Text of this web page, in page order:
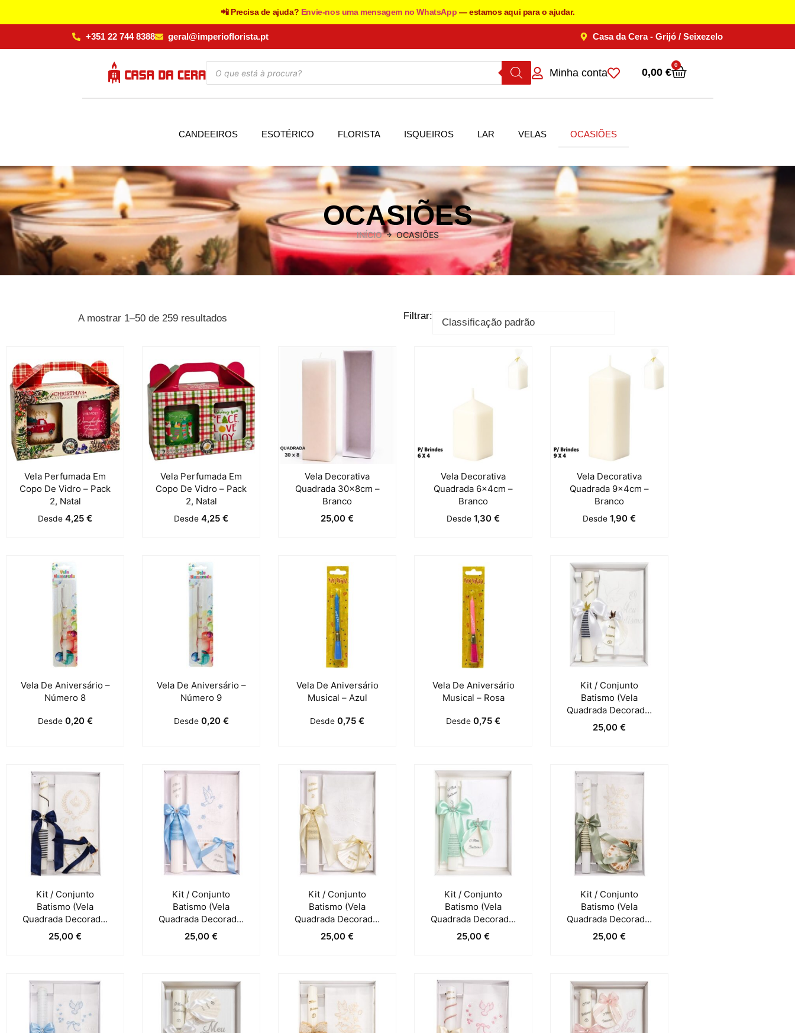
📲 Precisa de ajuda? Envie-nos uma mensagem no WhatsApp — estamos aqui para o ajudar.
+351 22 744 8388 geral@imperioflorista.pt Casa da Cera - Grijó / Seixezelo
Minha conta 0,00 €
0
CANDEEIROS ESOTÉRICO FLORISTA ISQUEIROS LAR VELAS OCASIÕES
OCASIÕES
INÍCIO OCASIÕES
A mostrar 1–50 de 259 resultados Filtrar:
Vela Perfumada Em
Copo De Vidro – Pack
2, Natal
Desde 4,25 €
Vela Perfumada Em
Copo De Vidro – Pack
2, Natal
Desde 4,25 €
Vela Decorativa
Quadrada 30x8cm –
Branco
25,00 €
Vela Decorativa
Quadrada 6x4cm –
Branco
Desde 1,30 €
Vela Decorativa
Quadrada 9x4cm –
Branco
Desde 1,90 €
Vela De Aniversário –
Número 8
Desde 0,20 €
Vela De Aniversário –
Número 9
Desde 0,20 €
Vela De Aniversário
Musical – Azul
Desde 0,75 €
Vela De Aniversário
Musical – Rosa
Desde 0,75 €
Kit / Conjunto
Batismo (Vela
Quadrada Decorada,
Toalha E Concha) –
Azul Escuro
25,00 €
Kit / Conjunto
Batismo (Vela
Quadrada Decorada,
Toalha E Concha) –
Azul Escuro
25,00 €
Kit / Conjunto
Batismo (Vela
Quadrada Decorada,
Toalha E Concha) –
Azul Claro
25,00 €
Kit / Conjunto
Batismo (Vela
Quadrada Decorada,
Toalha E Concha) –
Pérola
25,00 €
Kit / Conjunto
Batismo (Vela
Quadrada Decorada,
Toalha E Concha) –
Verde
25,00 €
Kit / Conjunto
Batismo (Vela
Quadrada Decorada,
Toalha E Concha) –
Verde Pastel
25,00 €